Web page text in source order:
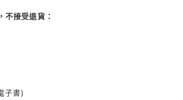
接受退貨：
子書)